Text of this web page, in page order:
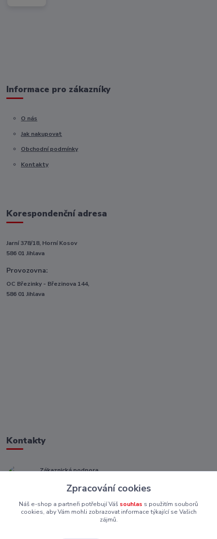
Informace pro zákazníky
O nás
Jak nakupovat
Obchodní podmínky
Kontakty
Korespondenční adresa
Jarní 378/18, Horní Kosov
586 01 Jihlava
Provozovna:
OC Březinky - Březinova 144,
586 01 Jihlava
Kontakty
Zákaznická podpora
(Po-Pá, 8-16 hod.)
eshop@piskutekzs.cz
Zpracování cookies
Náš e-shop a partneři potřebují Váš souhlas s použitím souborů
cookies, aby Vám mohli zobrazovat informace týkající se Vašich
zájmů.